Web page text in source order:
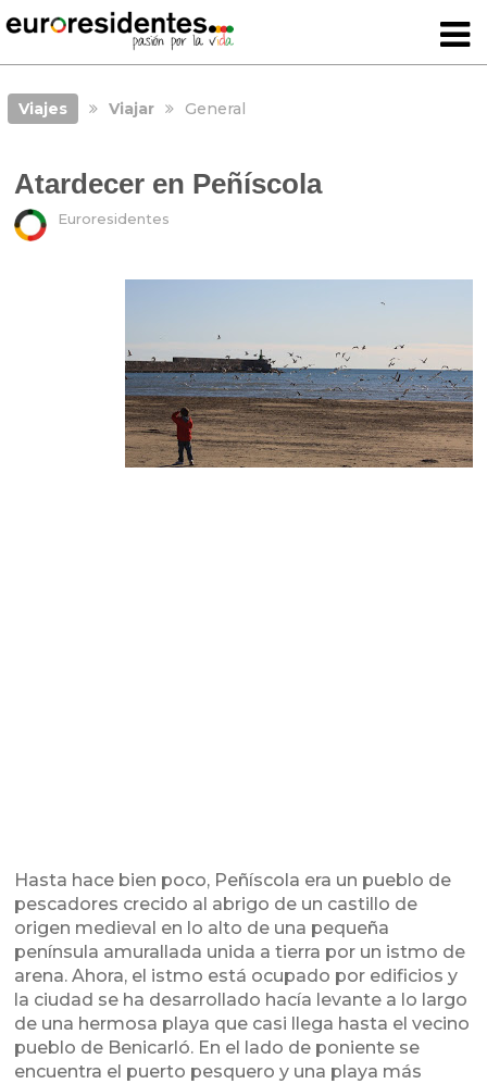
Viajes Viajar General
Atardecer en Peñíscola
Euroresidentes
Hasta hace bien poco, Peñíscola era un pueblo de
pescadores crecido al abrigo de un castillo de
origen medieval en lo alto de una pequeña
península amurallada unida a tierra por un istmo de
arena. Ahora, el istmo está ocupado por edificios y
la ciudad se ha desarrollado hacía levante a lo largo
de una hermosa playa que casi llega hasta el vecino
pueblo de Benicarló. En el lado de poniente se
encuentra el puerto pesquero y una playa más